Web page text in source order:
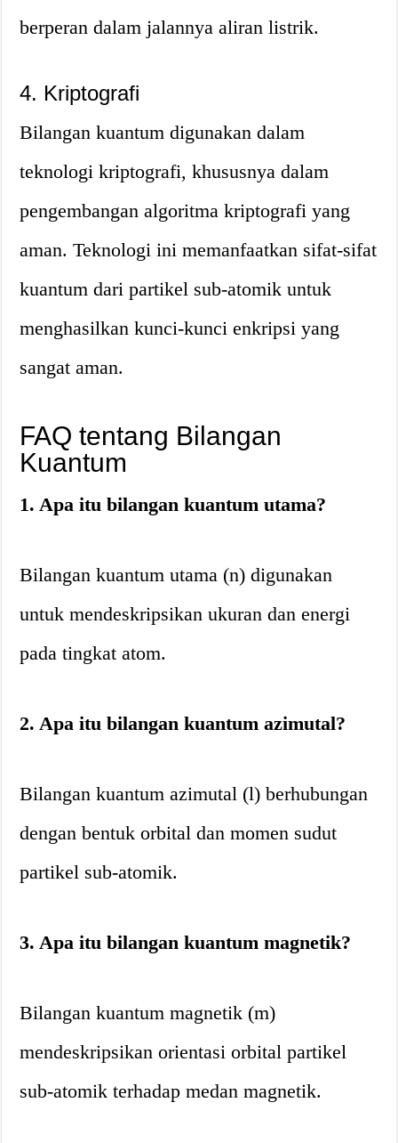
berperan dalam jalannya aliran listrik.
4. Kriptografi
Bilangan kuantum digunakan dalam
teknologi kriptografi, khususnya dalam
pengembangan algoritma kriptografi yang
aman. Teknologi ini memanfaatkan sifat-sifat
kuantum dari partikel sub-atomik untuk
menghasilkan kunci-kunci enkripsi yang
sangat aman.
FAQ tentang Bilangan
Kuantum
1. Apa itu bilangan kuantum utama?
Bilangan kuantum utama (n) digunakan
untuk mendeskripsikan ukuran dan energi
pada tingkat atom.
2. Apa itu bilangan kuantum azimutal?
Bilangan kuantum azimutal (l) berhubungan
dengan bentuk orbital dan momen sudut
partikel sub-atomik.
3. Apa itu bilangan kuantum magnetik?
Bilangan kuantum magnetik (m)
mendeskripsikan orientasi orbital partikel
sub-atomik terhadap medan magnetik.